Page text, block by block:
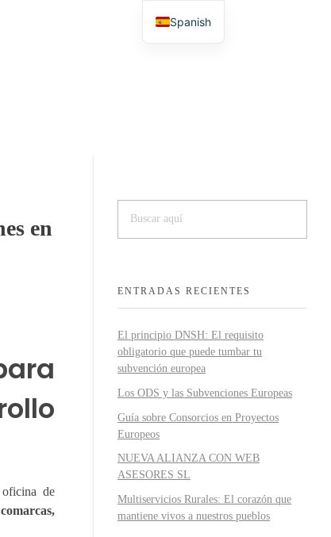
en
de
ENTRADAS RECIENTES
El principio DNSH: El requisito
obligatorio que puede tumbar tu
subvención europea
Los ODS y las Subvenciones Europeas
Guía sobre Consorcios en Proyectos
Europeos
NUEVA ALIANZA CON WEB
ASESORES SL
Multiservicios Rurales: El corazón que
mantiene vivos a nuestros pueblos
Spanish